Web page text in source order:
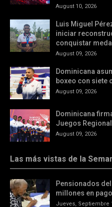
August 10, 2026
Luis Miguel
iniciar
conquistar
August 09, 2026
Dominicana
boxeo con siete
August 09, 2026
Dominicana
Juegos
August 09, 2026
Las más vistas de la
Pensionados
millones en
Jueves, Septiembre